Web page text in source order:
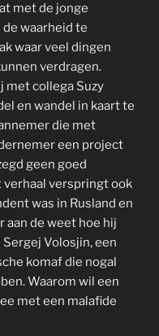
met de jonge
de waarheid te
waar veel dingen
verdragen.
met collega Suzy
en wandel in kaart te
die met
een project
geen goed
verspringt ook
was in Rusland en
aan de weet hoe hij
Volosjin, een
komaf die nogal
Waarom wil een
met een malafide